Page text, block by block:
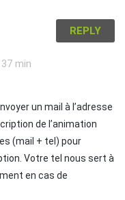
REPLY
min
un mail à l’adresse
de l’animation
(mail + tel) pour
Votre tel nous sert à
en cas de